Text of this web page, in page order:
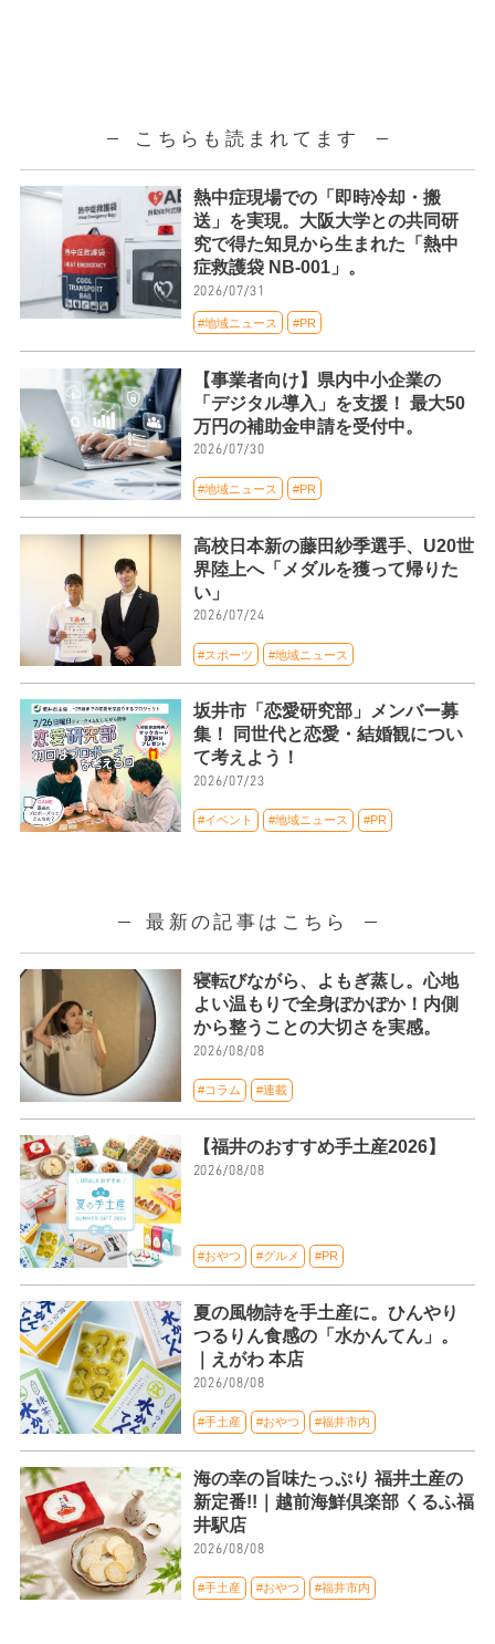
こちらも読まれてます
熱中症現場での「即時冷却・搬
送」を実現。大阪大学との共同研
究で得た知見から生まれた「熱中
症救護袋 NB-001」。
2026/07/31
#地域ニュース #PR
【事業者向け】県内中小企業の
「デジタル導入」を支援！ 最大50
万円の補助金申請を受付中。
2026/07/30
#地域ニュース #PR
高校日本新の藤田紗季選手、U20世
界陸上へ「メダルを獲って帰りた
い」
2026/07/24
#スポーツ #地域ニュース
坂井市「恋愛研究部」メンバー募
集！ 同世代と恋愛・結婚観につい
て考えよう！
2026/07/23
#イベント #地域ニュース #PR
最新の記事はこちら
寝転びながら、よもぎ蒸し。心地
よい温もりで全身ぽかぽか！内側
から整うことの大切さを実感。
2026/08/08
#コラム #連載
【福井のおすすめ手土産2026】
2026/08/08
#おやつ #グルメ #PR
夏の風物詩を手土産に。ひんやり
つるりん食感の「水かんてん」。
｜えがわ 本店
2026/08/08
#手土産 #おやつ #福井市内
海の幸の旨味たっぷり 福井土産の
新定番!!｜越前海鮮倶楽部 くるふ福
井駅店
2026/08/08
#手土産 #おやつ #福井市内